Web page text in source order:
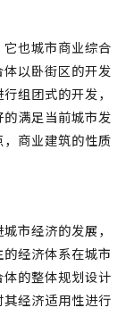
也城市商业综合
以卧街区的开发
组团式的开发，
满足当前城市发
商业建筑的性质
市经济的发展，
经济体系在城市
的整体规划设计
经济适用性进行